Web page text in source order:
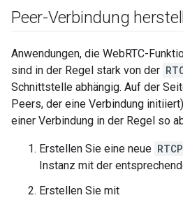
Peer-Verbindung
Anwendungen, die WebRTC-
sind in der Regel stark von der
Schnittstelle abhängig. Auf der
Peers, der eine Verbindung
einer Verbindung in der Regel so
Erstellen Sie eine neue
Instanz mit der
Erstellen Sie mit